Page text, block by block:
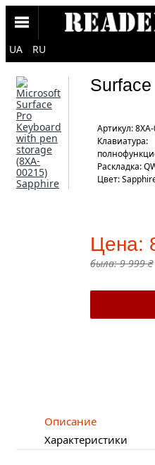
UA RU
Surface
Артикул:
Клавиатура:
Раскладка:
Цвет:
Цена:
была:9 999 ₴
Описание
Характеристики